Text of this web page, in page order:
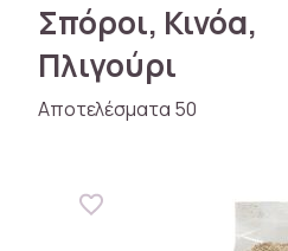
Σπόροι, Κινόα,
Πλιγούρι
Αποτελέσματα 50